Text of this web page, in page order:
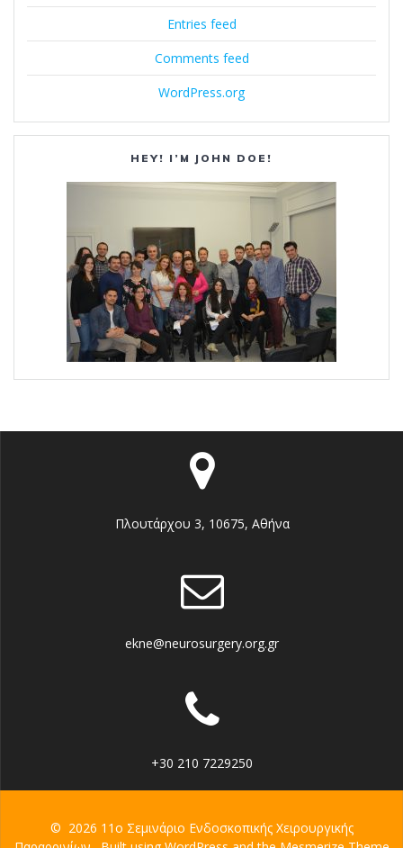
Entries feed
Comments feed
WordPress.org
HEY! I’M JOHN DOE!
Πλουτάρχου 3, 10675, Αθήνα
ekne@neurosurgery.org.gr
+30 210 7229250
© 2026 11ο Σεμινάριο Ενδοσκοπικής Χειρουργικής